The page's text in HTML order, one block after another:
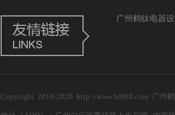
广州鹤钛电器
Copyright 2010-2026 http://www.ht088.com 广